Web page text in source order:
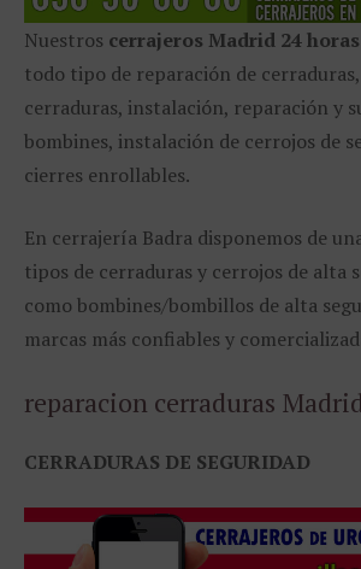
Nuestros cerrajeros Madrid 24 horas
todo tipo de reparación de
cerraduras, instalación, reparación y
bombines, instalación de cerrojos de
cierres enrollables.
En cerrajería Badra disponemos de
tipos de cerraduras y cerrojos de alta
como bombines/bombillos de alta
marcas más confiables y
reparacion cerraduras
CERRADURAS DE SEGURIDAD